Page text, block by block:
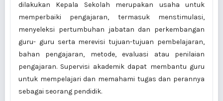
dilakukan Kepala Sekolah merupakan usaha untuk
memperbaiki pengajaran, termasuk menstimulasi,
menyeleksi pertumbuhan jabatan dan perkembangan
guru- guru serta merevisi tujuan-tujuan pembelajaran,
bahan pengajaran, metode, evaluasi atau penilaian
pengajaran. Supervisi akademik dapat membantu guru
untuk mempelajari dan memahami tugas dan perannya
sebagai seorang pendidik.